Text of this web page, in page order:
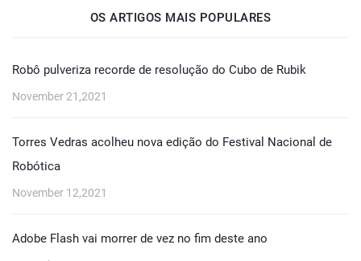
OS ARTIGOS MAIS POPULARES
Robô pulveriza recorde de resolução do Cubo de Rubik
November 21,2021
Torres Vedras acolheu nova edição do Festival Nacional de
Robótica
November 12,2021
Adobe Flash vai morrer de vez no fim deste ano